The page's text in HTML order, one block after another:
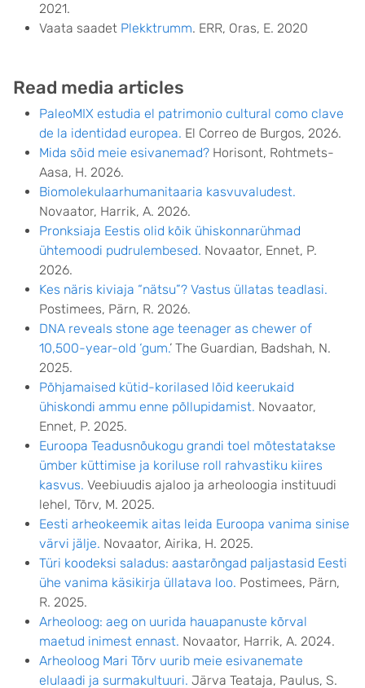
2021.
Vaata saadet Plekktrumm. ERR, Oras, E. 2020
Read media articles
PaleoMIX estudia el patrimonio cultural como clave
de la identidad europea. El Correo de Burgos, 2026.
Mida sõid meie esivanemad? Horisont, Rohtmets-
Aasa, H. 2026.
Biomolekulaarhumanitaaria kasvuvaludest.
Novaator, Harrik, A. 2026.
Pronksiaja Eestis olid kõik ühiskonnarühmad
ühtemoodi pudrulembesed. Novaator, Ennet, P.
2026.
Kes näris kiviaja “nätsu”? Vastus üllatas teadlasi.
Postimees, Pärn, R. 2026.
DNA reveals stone age teenager as chewer of
10,500-year-old ‘gum.’ The Guardian, Badshah, N.
2025.
Põhjamaised kütid-korilased lõid keerukaid
ühiskondi ammu enne põllupidamist. Novaator,
Ennet, P. 2025.
Euroopa Teadusnõukogu grandi toel mõtestatakse
ümber küttimise ja koriluse roll rahvastiku kiires
kasvus. Veebiuudis ajaloo ja arheoloogia instituudi
lehel, Tõrv, M. 2025.
Eesti arheokeemik aitas leida Euroopa vanima sinise
värvi jälje. Novaator, Airika, H. 2025.
Türi koodeksi saladus: aastarõngad paljastasid Eesti
ühe vanima käsikirja üllatava loo. Postimees, Pärn,
R. 2025.
Arheoloog: aeg on uurida hauapanuste kõrval
maetud inimest ennast. Novaator, Harrik, A. 2024.
Arheoloog Mari Tõrv uurib meie esivanemate
elulaadi ja surmakultuuri. Järva Teataja, Paulus, S.